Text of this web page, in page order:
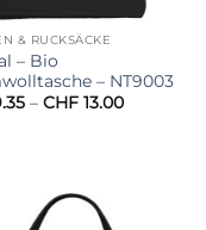
& RUCKSÄCKE
– Bio
– NT9003
– CHF13.00